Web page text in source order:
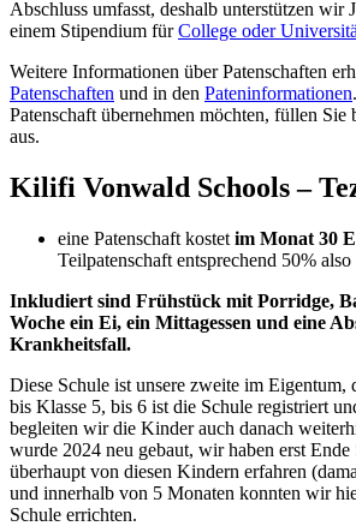
Abschluss umfasst, deshalb unterstützen wir
einem Stipendium fürCollege oder
Weitere Informationen über Patenschaften
Patenschaften und in den Pateninformationen
Patenschaft übernehmen möchten, füllen Sie
aus.
Kilifi Vonwald Schools –
eine Patenschaft kostet im Monat 30
Teilpatenschaft entsprechend 50% also
Inkludiert sind Frühstück mit Porridge,
Woche ein Ei, ein Mittagessen und eine
Krankheitsfall.
Diese Schule ist unsere zweite im Eigentum,
bis Klasse 5, bis 6 ist die Schule registriert
begleiten wir die Kinder auch danach
wurde 2024 neu gebaut, wir haben erst Ende
überhaupt von diesen Kindern erfahren
und innerhalb von 5 Monaten konnten wir
Schule errichten.